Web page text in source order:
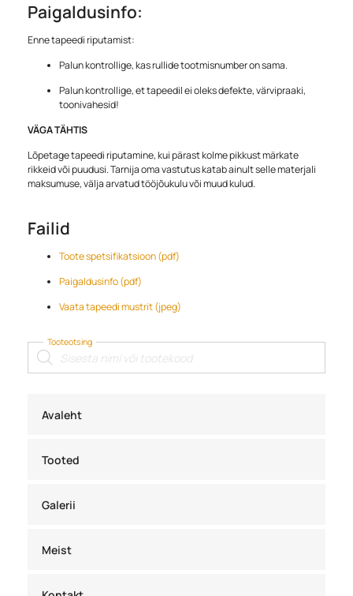
Tooteotsing
Products
search
Avaleht
Tooted
Galerii
Meist
Paigaldusinfo:
Enne tapeedi riputamist:
Palun kontrollige, kas rullide tootmisnumber on sama.
Palun kontrollige, et tapeedil ei oleks defekte, värvipraaki,
toonivahesid!
VÄGA TÄHTIS
Lõpetage tapeedi riputamine, kui pärast kolme pikkust märkate
rikkeid või puudusi. Tarnija oma vastutus katab ainult selle materjali
maksumuse, välja arvatud tööjõukulu või muud kulud.
Failid
Toote spetsifikatsioon (pdf)
Paigaldusinfo (pdf)
Vaata tapeedi mustrit (jpeg)